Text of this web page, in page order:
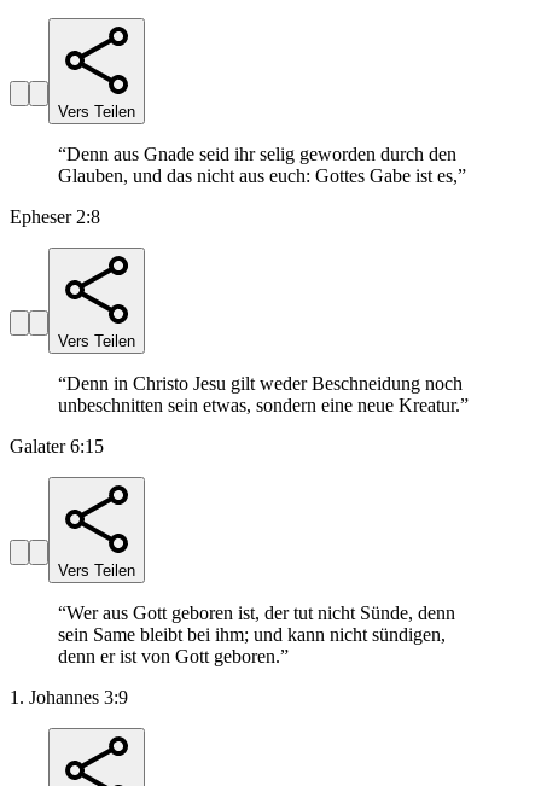
Vers Teilen
“Denn aus Gnade seid ihr selig geworden durch den
Glauben, und das nicht aus euch: Gottes Gabe ist es,”
Epheser 2:8
Vers Teilen
“Denn in Christo Jesu gilt weder Beschneidung noch
unbeschnitten sein etwas, sondern eine neue Kreatur.”
Galater 6:15
Vers Teilen
“Wer aus Gott geboren ist, der tut nicht Sünde, denn
sein Same bleibt bei ihm; und kann nicht sündigen,
denn er ist von Gott geboren.”
1. Johannes 3:9